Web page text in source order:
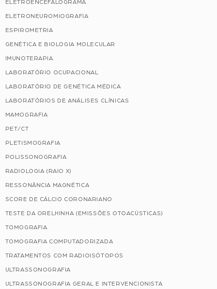
ELETROENCEFALOGRAMA
ELETRONEUROMIOGRAFIA
ESPIROMETRIA
GENÉTICA E BIOLOGIA MOLECULAR
IMUNOTERAPIA
LABORATÓRIO OCUPACIONAL
LABORATÓRIO DE GENÉTICA MÉDICA
LABORATÓRIOS DE ANÁLISES CLÍNICAS
MAMOGRAFIA
PET/CT
PLETISMOGRAFIA
POLISSONOGRAFIA
RADIOLOGIA (RAIO X)
RESSONÂNCIA MAGNÉTICA
SCORE DE CÁLCIO CORONARIANO
TESTE DA ORELHINHA (EMISSÕES OTOACÚSTICAS)
TOMOGRAFIA
TOMOGRAFIA COMPUTADORIZADA
TRATAMENTOS COM RADIOISÓTOPOS
ULTRASSONOGRAFIA
ULTRASSONOGRAFIA GERAL E INTERVENCIONISTA